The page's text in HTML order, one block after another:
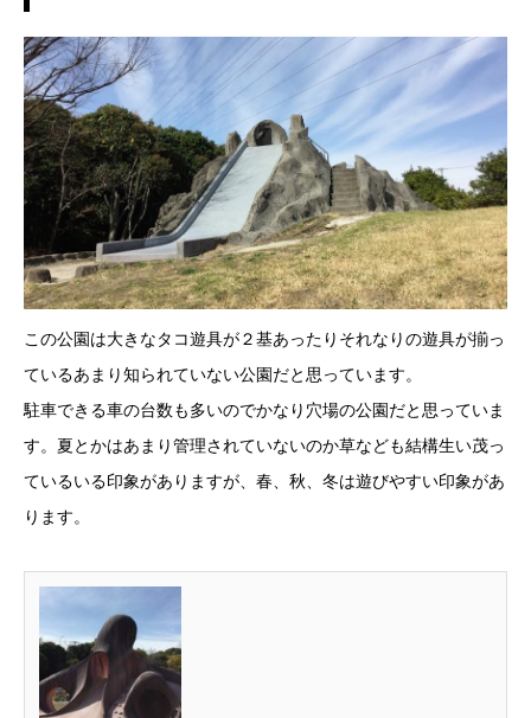
この公園は大きなタコ遊具が２基あったりそれなりの遊具が揃っ
ているあまり知られていない公園だと思っています。
駐車できる車の台数も多いのでかなり穴場の公園だと思っていま
す。夏とかはあまり管理されていないのか草なども結構生い茂っ
ているいる印象がありますが、春、秋、冬は遊びやすい印象があ
ります。